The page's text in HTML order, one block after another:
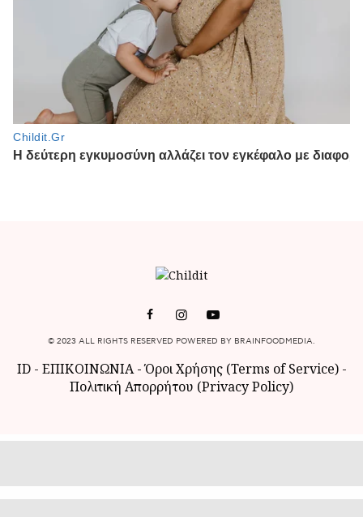
© 2023 ALL RIGHTS RESERVED POWERED BY BRAINFOODMEDIA.
ID- ΕΠΙΚΟΙΝΩΝΙΑ-Όροι Χρήσης (Terms of Service)-
Πολιτική Απορρήτου (Privacy Policy)